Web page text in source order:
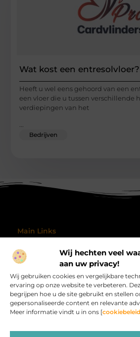
Wij hechten veel
aan uw privacy!
Wij gebruiken cookies en vergelijkbare
ervaring op onze website te verbeteren.
begrijpen hoe u de site gebruikt en stellen
gepersonaliseerde content en relevante
Meer informatie vindt u in ons [cookiebeleid
Wat kost een entresolvloer?
Heeft u wel eens gehoord van een
een vloer die u tussen verschillende
verdiepingen van het
Bedrijven
Main Links
@2025 All Right Reserved.
www.procardvlinders.nl.
Bericht